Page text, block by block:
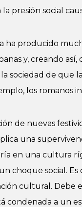
la presión social
ha producido
y, creando
sociedad de que
los romanos
de nuevas
una
en una cultura
choque social.
cultural. Debe
condenada a un